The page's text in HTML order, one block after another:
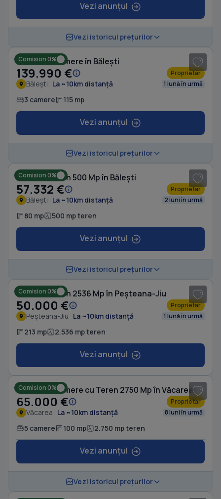
Vezi anunțul
Vezi istoricul prețurilor
Comision 0%
Casă cu 3 camere în Bălești
139.990 € Proprietar
Bălești La ~10km distanță 1 lună în urmă
3 camere 115 mp
Vezi anunțul
Vezi istoricul prețurilor
Comision 0%
Casă cu Teren 500 Mp în Bălești
57.332 € Proprietar
Bălești La ~10km distanță 2 luni în urmă
80 mp 500 mp teren
Vezi anunțul
Vezi istoricul prețurilor
Comision 0%
Casă cu Teren 2536 Mp în Peșteana-Jiu
50.000 € Proprietar
Peșteana-Jiu La ~10km distanță 1 lună în urmă
213 mp 2.536 mp teren
Vezi anunțul
Comision 0%
Casă cu 5 camere cu Teren 2750 Mp în Văcarea
65.000 € Proprietar
Văcarea La ~10km distanță 8 luni în urmă
5 camere 100 mp 2.750 mp teren
Vezi anunțul
Vezi istoricul prețurilor